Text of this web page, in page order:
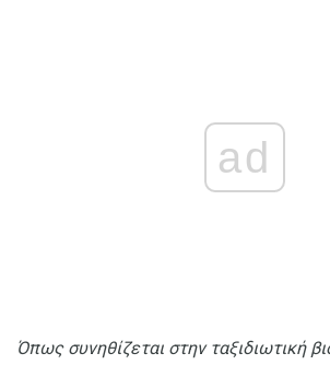
ad
Όπως συνηθίζεται στην ταξιδιωτική